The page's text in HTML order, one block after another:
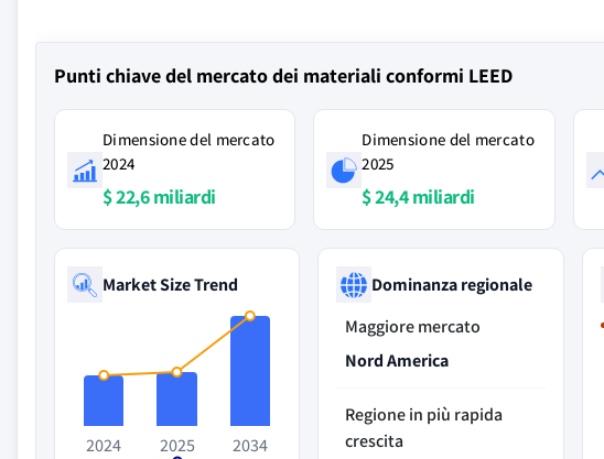
Punti chiave del mercato dei materiali conformi LEED
Dimensione del mercato
2024
$ 22,6 miliardi
Dimensione del mercato
2025
$ 24,4 miliardi
Market Size Trend
2024
2025
2034
Dominanza regionale
Maggiore mercato
Nord America
Regione in più rapida
crescita